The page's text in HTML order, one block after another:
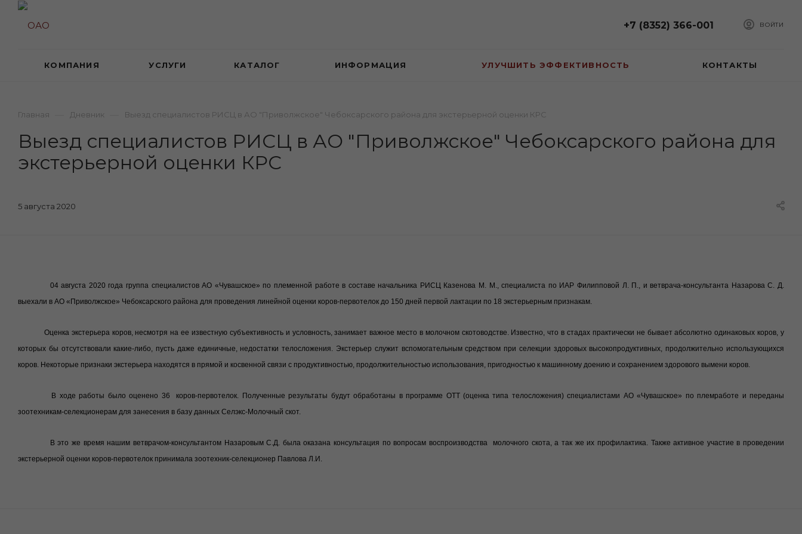
ВОЙТИ
+7 (8352) 366-001
КОМПАНИЯ УСЛУГИ КАТАЛОГ ИНФОРМАЦИЯ УЛУЧШИТЬ ЭФФЕКТИВНОСТЬ КОНТАКТЫ
Главная Дневник Выезд специалистов РИСЦ в АО "Приволжское" Чебоксарского района для экстерьерной оценки КРС
Выезд специалистов РИСЦ в АО "Приволжское" Чебоксарского района для
экстерьерной оценки КРС
5 августа 2020
04 августа 2020 года группа специалистов АО «Чувашское» по племенной работе в составе начальника РИСЦ Казенова М. М., специалиста по ИАР Филипповой Л. П., и ветврача-консультанта Назарова С. Д.
выехали в АО «Приволжское» Чебоксарского района для проведения линейной оценки коров-первотелок до 150 дней первой лактации по 18 экстерьерным признакам.
Оценка экстерьера коров, несмотря на ее известную субъективность и условность, занимает важное место в молочном скотоводстве. Известно, что в стадах практически не бывает абсолютно одинаковых коров, у
которых бы отсутствовали какие-либо, пусть даже единичные, недостатки телосложения. Экстерьер служит вспомогательным средством при селекции здоровых высокопродуктивных, продолжительно использующихся
коров. Некоторые признаки экстерьера находятся в прямой и косвенной связи с продуктивностью, продолжительностью использования, пригодностью к машинному доению и сохранением здорового вымени коров.
В ходе работы было оценено 36 коров-первотелок. Полученные результаты будут обработаны в программе ОТТ (оценка типа телосложения) специалистами АО «Чувашское» по племработе и переданы
зоотехникам-селекционерам для занесения в базу данных Селэкс-Молочный скот.
В это же время нашим ветврачом-консультантом Назаровым С.Д. была оказана консультация по вопросам воспроизводства молочного скота, а так же их профилактика. Также активное участие в проведении
экстерьерной оценки коров-первотелок принимала зоотехник-селекционер Павлова Л.И.